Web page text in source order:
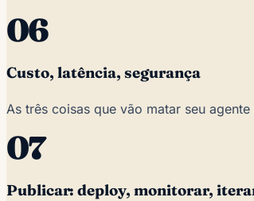
06
Custo, latência, segurança
As três coisas que vão matar seu
07
Publicar: deploy, monitorar,